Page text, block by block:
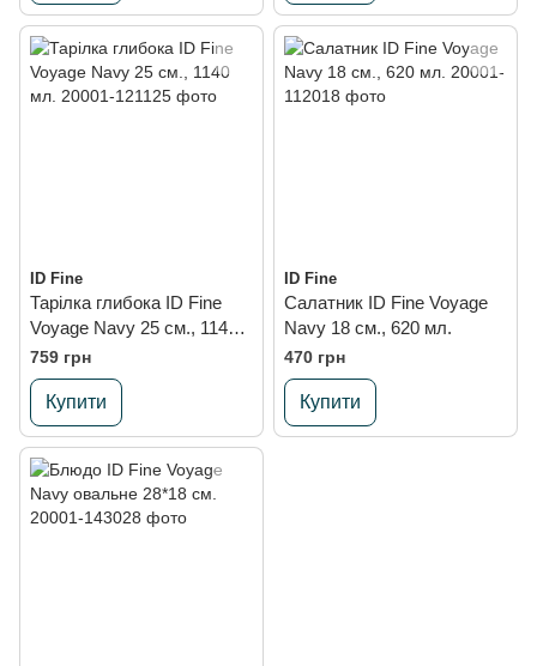
ID Fine
Тарілка глибока ID Fine
Voyage Navy 25 см., 1140
мл.
759 грн
Купити
ID Fine
Салатник ID Fine Voyage
Navy 18 см., 620 мл.
470 грн
Купити